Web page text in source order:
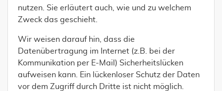
nutzen. Sie erläutert auch, wie und zu welchem
Zweck das geschieht.
Wir weisen darauf hin, dass die
Datenübertragung im Internet (z.B. bei der
Kommunikation per E-Mail) Sicherheitslücken
aufweisen kann. Ein lückenloser Schutz der Daten
vor dem Zugriff durch Dritte ist nicht möglich.